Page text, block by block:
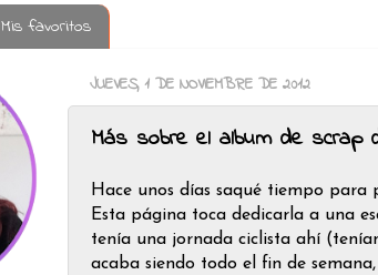
Mis favoritos
JUEVES, 1 DE NOVIEMBRE DE 2012
Más sobre el album de scrap
Hace unos días saqué tiempo para
Esta página toca dedicarla a una
tenía una jornada ciclista ahí
acaba siendo todo el fin de